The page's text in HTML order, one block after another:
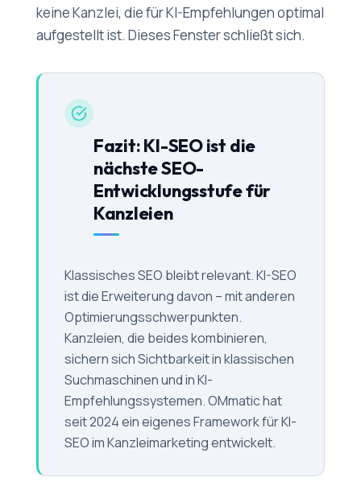
keine Kanzlei, die für KI-Empfehlungen optimal
aufgestellt ist. Dieses Fenster schließt sich.
Fazit: KI-SEO ist die
nächste SEO-
Entwicklungsstufe für
Kanzleien
Klassisches SEO bleibt relevant. KI-SEO
ist die Erweiterung davon – mit anderen
Optimierungsschwerpunkten.
Kanzleien, die beides kombinieren,
sichern sich Sichtbarkeit in klassischen
Suchmaschinen und in KI-
Empfehlungssystemen. OMmatic hat
seit 2024 ein eigenes Framework für KI-
SEO im Kanzleimarketing entwickelt.